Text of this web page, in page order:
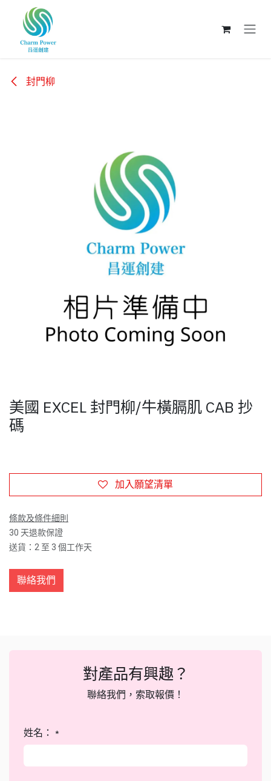
跳至內容
封門柳
美國 EXCEL 封門柳/牛橫膈肌 CAB 抄
碼
加入願望清單
條款及條件細則
30 天退款保證
送貨：2 至 3 個工作天
聯絡我們
對產品有興趣？
聯絡我們，索取報價！
姓名： *